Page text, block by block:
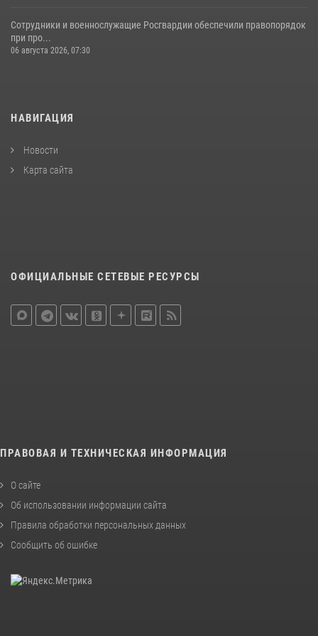
Сотрудники и военнослужащие Росгвардии обеспечили правопорядок
при про...
06 августа 2026, 07:30
НАВИГАЦИЯ
Новости
Карта сайта
ОФИЦИАЛЬНЫЕ СЕТЕВЫЕ РЕСУРСЫ
ПРАВОВАЯ И ТЕХНИЧЕСКАЯ ИНФОРМАЦИЯ
О сайте
Об использовании информации сайта
Правила обработки персональных данных
Сообщить об ошибке